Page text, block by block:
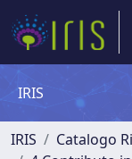
IRIS
IRIS
Catalogo